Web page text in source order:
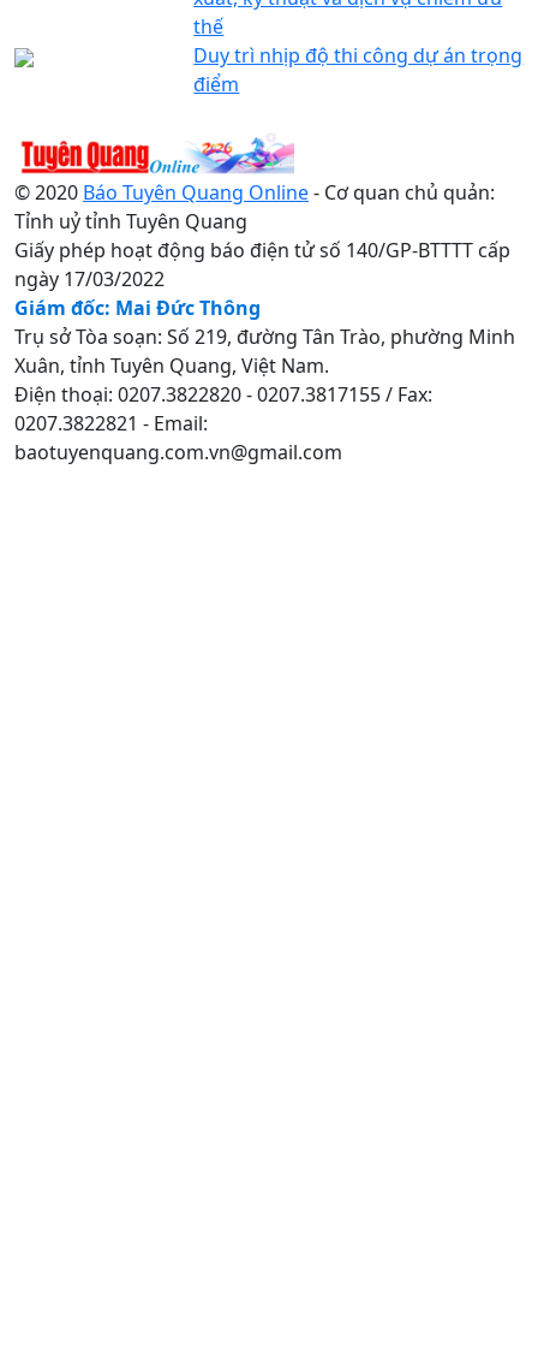
thế
Duy trì nhịp độ thi công dự án trọng
điểm
© 2020 Báo Tuyên Quang Online- Cơ quan chủ quản:
Tỉnh uỷ tỉnh Tuyên Quang
Giấy phép hoạt động báo điện tử số 140/GP-BTTTT cấp
ngày 17/03/2022
Giám đốc: Mai Đức Thông
Trụ sở Tòa soạn: Số 219, đường Tân Trào, phường Minh
Xuân, tỉnh Tuyên Quang, Việt Nam.
Điện thoại: 0207.3822820 - 0207.3817155 / Fax:
0207.3822821 - Email:
baotuyenquang.com.vn@gmail.com